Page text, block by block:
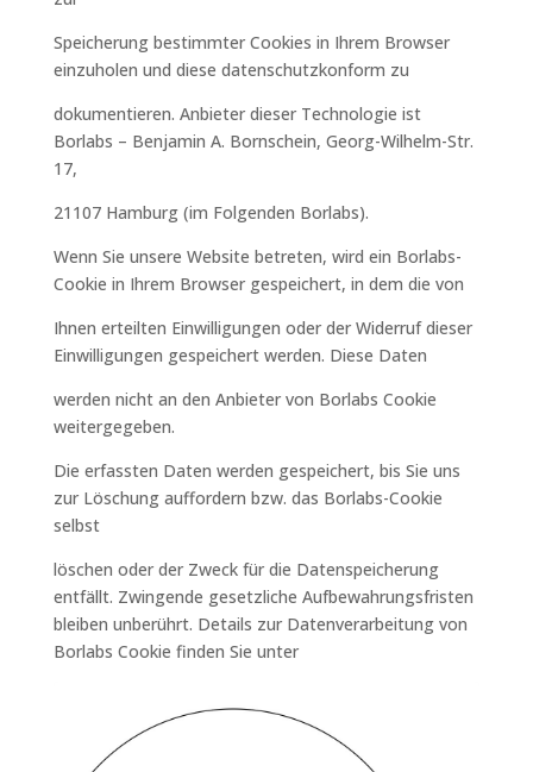
Speicherung bestimmter Cookies in Ihrem Browser
einzuholen und diese datenschutzkonform zu
dokumentieren. Anbieter dieser Technologie ist
Borlabs – Benjamin A. Bornschein, Georg-Wilhelm-Str.
17,
21107 Hamburg (im Folgenden Borlabs).
Wenn Sie unsere Website betreten, wird ein Borlabs-
Cookie in Ihrem Browser gespeichert, in dem die von
Ihnen erteilten Einwilligungen oder der Widerruf dieser
Einwilligungen gespeichert werden. Diese Daten
werden nicht an den Anbieter von Borlabs Cookie
weitergegeben.
Die erfassten Daten werden gespeichert, bis Sie uns
zur Löschung auffordern bzw. das Borlabs-Cookie
selbst
löschen oder der Zweck für die Datenspeicherung
entfällt. Zwingende gesetzliche Aufbewahrungsfristen
bleiben unberührt. Details zur Datenverarbeitung von
Borlabs Cookie finden Sie unter